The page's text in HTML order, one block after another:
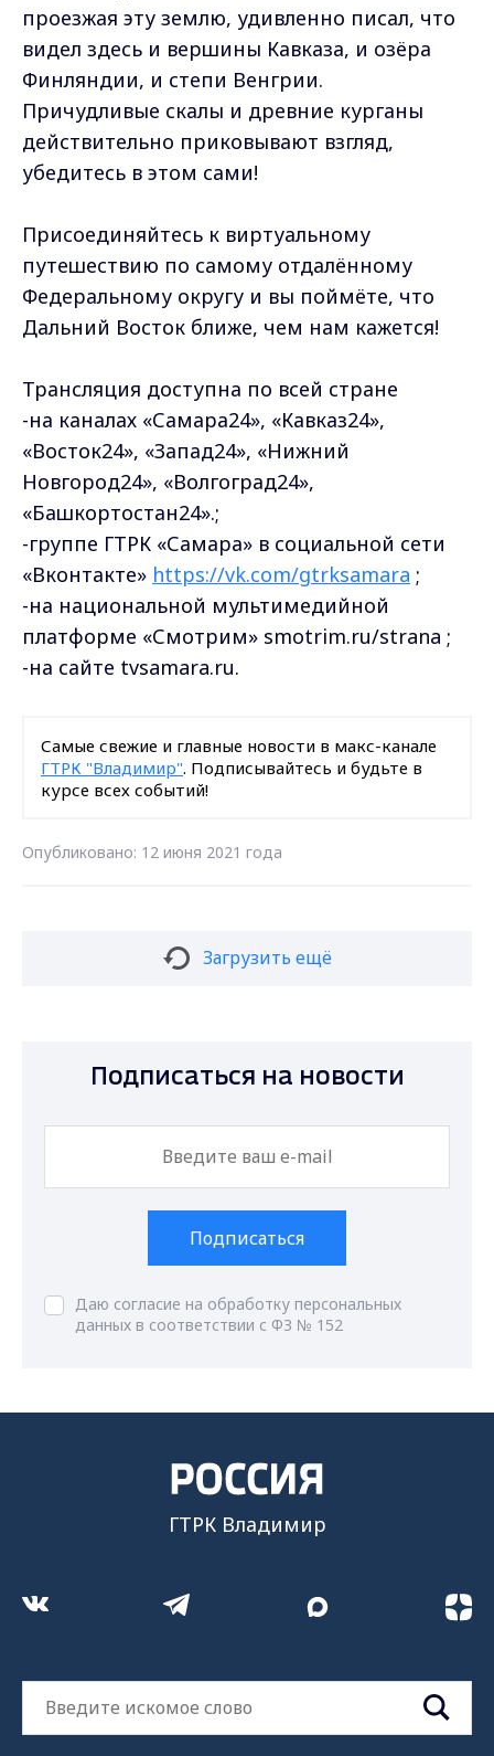
проезжая эту землю, удивленно писал, что
видел здесь и вершины Кавказа, и озёра
Финляндии, и степи Венгрии.
Причудливые скалы и древние курганы
действительно приковывают взгляд,
убедитесь в этом сами!
Присоединяйтесь к виртуальному
путешествию по самому отдалённому
Федеральному округу и вы поймёте, что
Дальний Восток ближе, чем нам кажется!
Трансляция доступна по всей стране
-на каналах «Самара24», «Кавказ24»,
«Восток24», «Запад24», «Нижний
Новгород24», «Волгоград24»,
«Башкортостан24».;
-группе ГТРК «Самара» в социальной сети
«Вконтакте» https://vk.com/gtrksamara ;
-на национальной мультимедийной
платформе «Смотрим» smotrim.ru/strana ;
-на сайте tvsamara.ru.
Самые свежие и главные новости в макс-канале
ГТРК "Владимир". Подписывайтесь и будьте в
курсе всех событий!
Опубликовано: 12 июня 2021 года
Загрузить ещё
Подписаться на новости
Подписаться
Даю согласие на обработку персональных
данных в соответствии с ФЗ № 152
ГТРК Владимир